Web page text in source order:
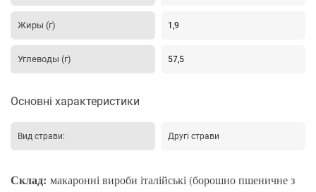
Жиры (г) 1,9
Углеводы (г) 57,5
Основні характеристики
Вид страви: Другі страви
Склад: макаронні вироби італійські (борошно пшеничне з